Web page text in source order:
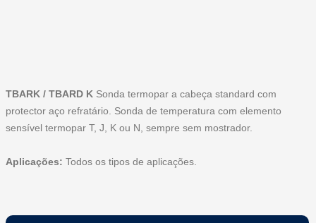
TBARK / TBARD KSonda termopar a cabeça standard com
protector aço refratário. Sonda de temperatura com elemento
sensível termopar T, J, K ou N, sempre sem mostrador.
Aplicações: Todos os tipos de aplicações.